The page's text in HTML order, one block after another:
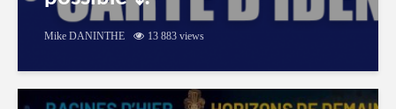
Mike DANINTHE 13 883 views